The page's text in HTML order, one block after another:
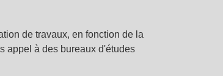
de travaux, en fonction de la
appel à des bureaux d'études